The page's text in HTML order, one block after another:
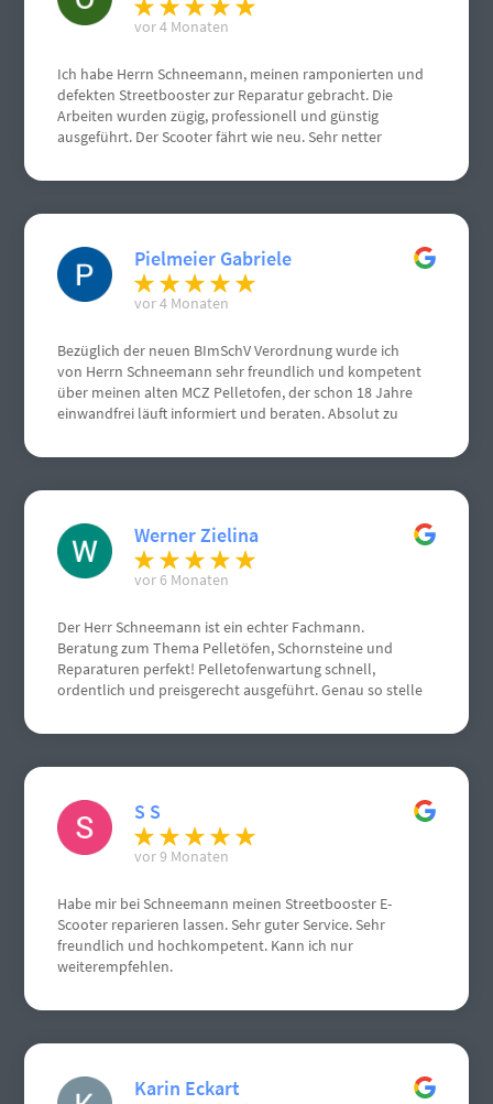
vor 4 Monaten
Ich habe Herrn Schneemann, meinen ramponierten und
defekten Streetbooster zur Reparatur gebracht. Die
Arbeiten wurden zügig, professionell und günstig
ausgeführt. Der Scooter fährt wie neu. Sehr netter
Pielmeier Gabriele
vor 4 Monaten
Bezüglich der neuen BImSchV Verordnung wurde ich
von Herrn Schneemann sehr freundlich und kompetent
über meinen alten MCZ Pelletofen, der schon 18 Jahre
einwandfrei läuft informiert und beraten. Absolut zu
vielen Dank.
Werner Zielina
vor 6 Monaten
Der Herr Schneemann ist ein echter Fachmann.
Beratung zum Thema Pelletöfen, Schornsteine und
Reparaturen perfekt! Pelletofenwartung schnell,
ordentlich und preisgerecht ausgeführt. Genau so stelle
S S
vor 9 Monaten
Habe mir bei Schneemann meinen Streetbooster E-
Scooter reparieren lassen. Sehr guter Service. Sehr
freundlich und hochkompetent. Kann ich nur
weiterempfehlen.
Karin Eckart